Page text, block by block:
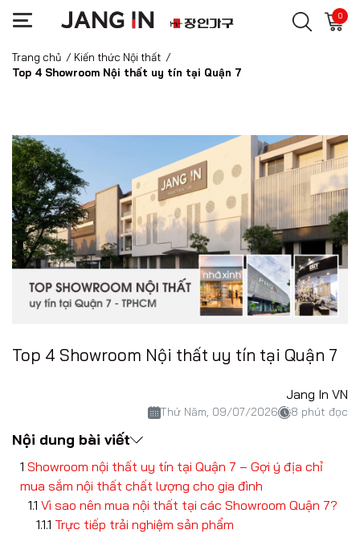
0
Trang chủ / Kiến thức Nội thất /
Top 4 Showroom Nội thất uy tín tại Quận 7
Top 4 Showroom Nội thất uy tín tại Quận 7
Jang In VN
Thứ Năm, 09/07/2026 8 phút đọc
Nội dung bài viết
Showroom nội thất uy tín tại Quận 7 – Gợi ý địa chỉ
mua sắm nội thất chất lượng cho gia đình
Vì sao nên mua nội thất tại các Showroom Quận 7?
Trực tiếp trải nghiệm sản phẩm